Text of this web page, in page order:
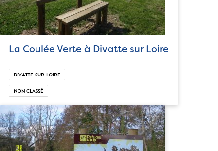
La Coulée Verte à Divatte sur Loire
DIVATTE-SUR-LOIRE
NON CLASSÉ